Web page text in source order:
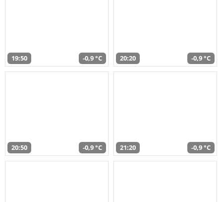
19:50 -0,9 °C 20:20 -0,9 °C
20:50 -0,9 °C 21:20 -0,9 °C